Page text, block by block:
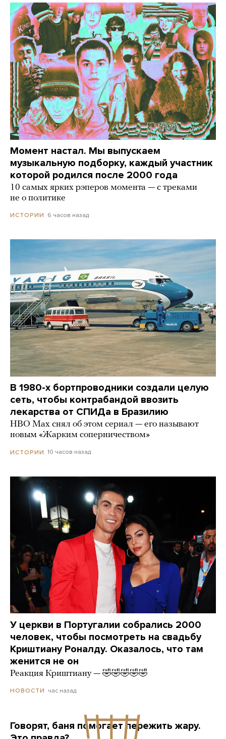
Момент настал. Мы выпускаем
музыкальную подборку, каждый участник
которой родился после 2000 года
10 самых ярких рэперов момента — с треками
не о политике
ИСТОРИИ 6 часов назад
В 1980-х бортпроводники создали целую
сеть, чтобы контрабандой ввозить
лекарства от СПИДа в Бразилию
HBO Max снял об этом сериал — его называют
новым «Жарким соперничеством»
ИСТОРИИ 10 часов назад
У церкви в Португалии собрались 2000
человек, чтобы посмотреть на свадьбу
Криштиану Роналду. Оказалось, что там
женится не он
Реакция Криштиану — 🤣🤣🤣🤣🤣
НОВОСТИ час назад
Говорят, баня помогает пережить жару.